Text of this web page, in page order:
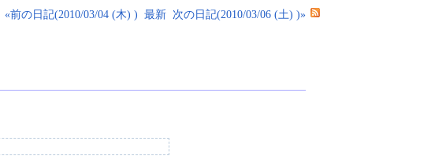
«前の日記(2010/03/04 (木) ) 最新 次の日記(2010/03/06 (土) )»